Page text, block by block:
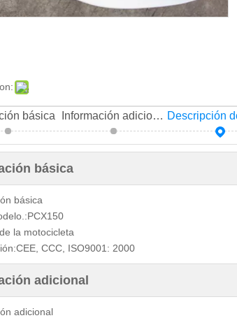
básica Información adicional
básica
básica
PCX150
la motocicleta
CEE, CCC, ISO9001: 2000
adicional
adicional